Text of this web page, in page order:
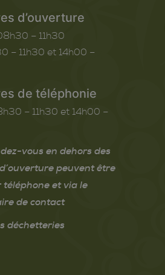
d’ouverture
– 11h30
– 11h30 et 14h00 –
de téléphonie
– 11h30 et 14h00 –
vous en dehors des
peuvent être
et via le
de contact
déchetteries